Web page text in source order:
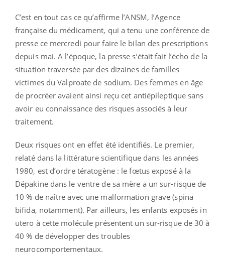
C’est en tout cas ce qu’affirme l’ANSM, l’Agence
française du médicament, qui a tenu une conférence de
presse ce mercredi pour faire le bilan des prescriptions
depuis mai. A l’époque, la presse s’était fait l’écho de la
situation traversée par des dizaines de familles
victimes du Valproate de sodium. Des femmes en âge
de procréer avaient ainsi reçu cet antiépileptique sans
avoir eu connaissance des risques associés à leur
traitement.
Deux risques ont en effet été identifiés. Le premier,
relaté dans la littérature scientifique dans les années
1980, est d’ordre tératogène : le fœtus exposé à la
Dépakine dans le ventre de sa mère a un sur-risque de
10 % de naître avec une malformation grave (spina
bifida, notamment). Par ailleurs, les enfants exposés in
utero à cette molécule présentent un sur-risque de 30 à
40 % de développer des troubles
neurocomportementaux.